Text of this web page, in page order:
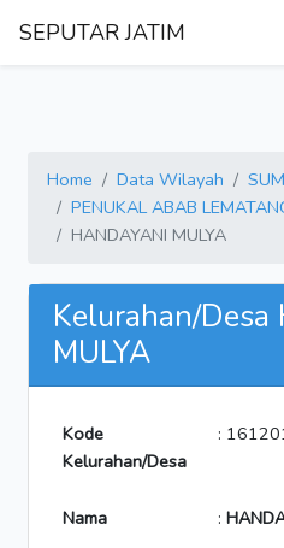
SEPUTAR JATIM
Home Data Wilayah
PENUKAL ABAB
HANDAYANI MULYA
Kelurahan/Desa
MULYA
Kode
Kelurahan/Desa
:
Nama :